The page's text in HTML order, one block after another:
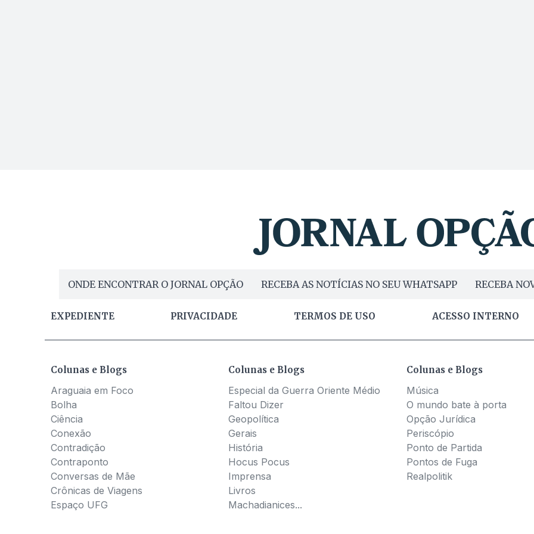
ONDE ENCONTRAR O JORNAL OPÇÃO RECEBA AS NOTÍCIAS NO SEU WHATSAPP RECEBA
EXPEDIENTE PRIVACIDADE TERMOS DE USO ACESSO INTERNO
Colunas e Blogs
Araguaia em Foco
Bolha
Ciência
Conexão
Contradição
Contraponto
Conversas de Mãe
Crônicas de Viagens
Espaço UFG
Colunas e Blogs
Especial da Guerra Oriente Médio
Faltou Dizer
Geopolítica
Gerais
História
Hocus Pocus
Imprensa
Livros
Machadianices...
Colunas e Blogs
Música
O mundo bate à porta
Opção Jurídica
Periscópio
Ponto de Partida
Pontos de Fuga
Realpolitik